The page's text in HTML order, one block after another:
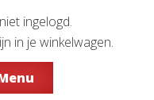
ingelogd.
in je winkelwagen.